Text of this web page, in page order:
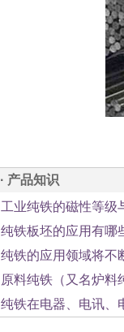
· 产品知识
工业纯铁的磁性等级
纯铁板坯的应用有哪
纯铁的应用领域将不
原料纯铁（又名炉料
纯铁在电器、电讯、